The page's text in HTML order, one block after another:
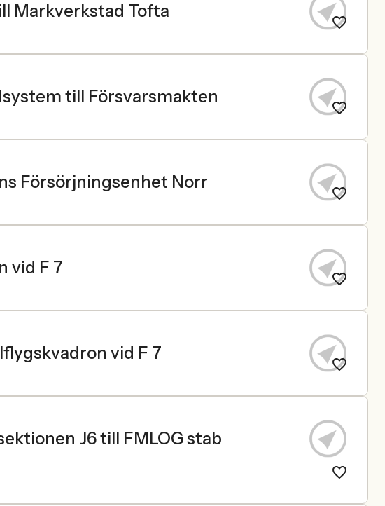
Markverkstad Tofta
till Försvarsmakten
Försörjningsenhet Norr
vid F 7
vid F 7
J6 till FMLOG stab